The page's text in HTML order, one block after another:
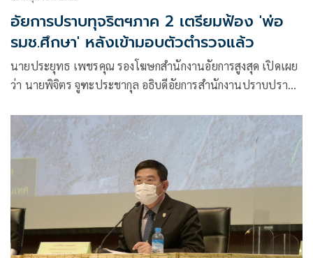
อัยการปราบทุจริตฯภาค 2 เตรียมฟ้อง 'พ่อ
รมช.ศึกษา' หลังเข้ามอบตัวตำรวจแล้ว
นายประยุทธ เพชรคุณ รองโฆษกสำนักงานอัยการสูงสุด เปิดเผย
ว่า นายพิจิตร จูฑะประชากุล อธิบดีอัยการสำนักงานปราบปราม
หน้าที่ตำรวจว่านายสุนทร